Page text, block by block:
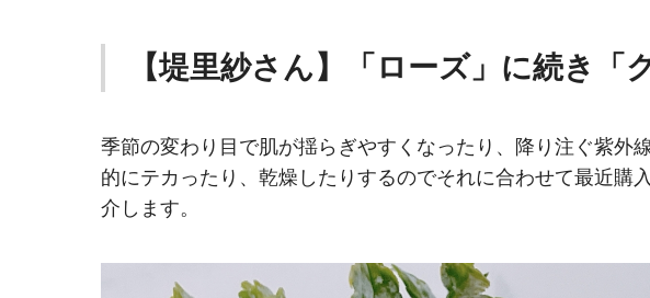
【堤里紗さん】「ローズ」に続き「
季節の変わり目で肌が揺らぎやすくなったり、降り注ぐ紫外
的にテカったり、乾燥したりするのでそれに合わせて最近購
介します。